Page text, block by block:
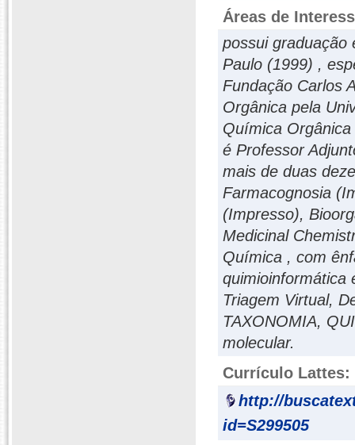
Áreas de
possui graduação
Paulo (1999) ,
Fundação Carlos
Orgânica pela
Química
é Professor
mais de duas
Farmacognosia
(Impresso),
Medicinal
Química , com
quimioinformática
Triagem Virtual,
TAXONOMIA,
molecular.
Currículo Lattes:
http://
id=S299505